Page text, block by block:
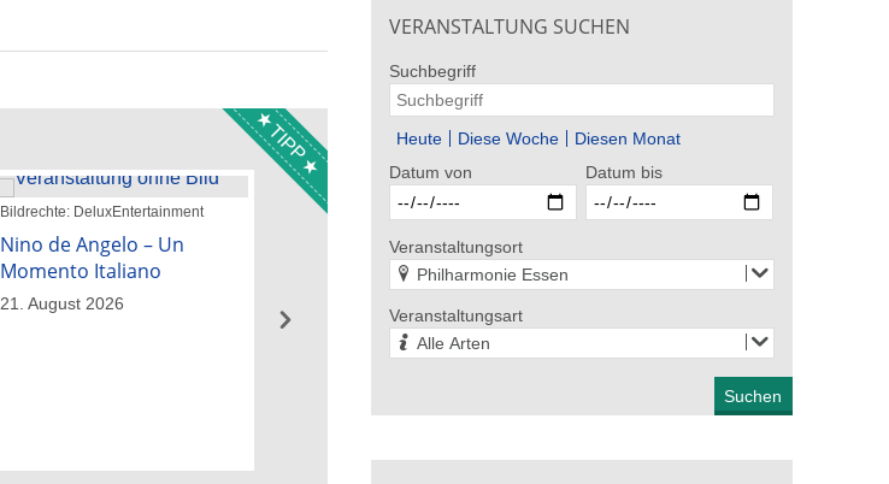
TIPP
Bildrechte: DeluxEntertainment
Nino de Angelo – Un
Momento Italiano
21. August 2026
Bildrechte: Stadt Gelsenkirchen
26. August 2026
Bildrechte: Stadt Gelsenkirchen
SOMMER MIT EUCH – 2026
VERANSTALTUNG SUCHEN
Suchbegriff
Heute Diese Woche
Diesen Monat
Datum von
Datum bis
Veranstaltungsort
Philharmonie Essen
Veranstaltungsart
Alle Arten